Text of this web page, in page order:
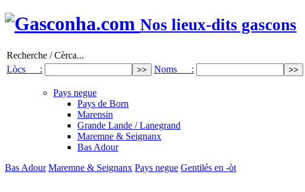
Nos lieux-dits gascons
Recherche / Cèrca...
Lòcs :
Noms :
Pays negue
Pays de Born
Marensin
Grande Lande / Lanegrand
Maremne & Seignanx
Bas Adour
Bas Adour Maremne & Seignanx Pays negue Gentilés en -òt